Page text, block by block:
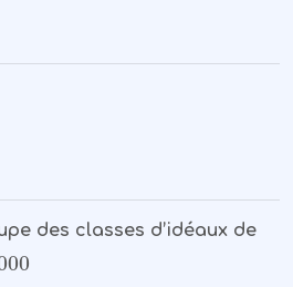
des classes d’idéaux de